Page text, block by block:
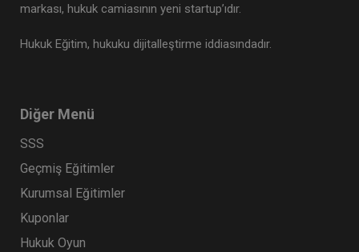
markası, hukuk camiasının yeni startup’ıdır.
Hukuk Eğitim, hukuku dijitalleştirme iddiasındadır.
Diğer Menü
SSS
Geçmiş Eğitimler
Kurumsal Eğitimler
Kuponlar
Hukuk Oyun